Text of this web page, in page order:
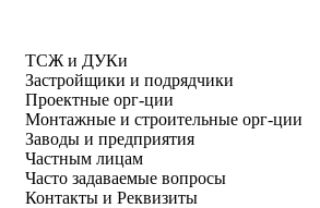
ТСЖ и ДУКи
Застройщики и подрядчики
Проектные орг-ции
Монтажные и строительные орг-ции
Заводы и предприятия
Частным лицам
Часто задаваемые вопросы
Контакты и Реквизиты